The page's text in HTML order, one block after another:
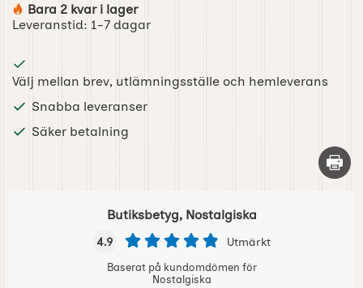
Tillgänglighet:
Bara 2 kvar i lager
Leveranstid: 1-7 dagar
Välj mellan brev, utlämningsställe och hemleverans
Snabba leveranser
Säker betalning
Skriv
Butiksbetyg, Nostalgiska
4.9 Utmärkt
Baserat på kundomdömen för
Nostalgiska